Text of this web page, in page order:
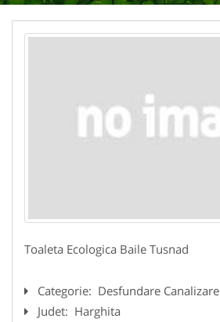
Toaleta Ecologica Baile Tusnad
Categorie: Desfundare Canalizare
Judet: Harghita